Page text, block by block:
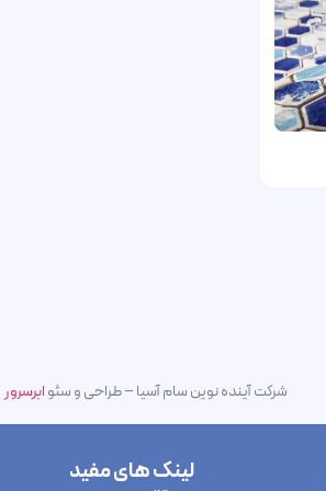
شرکت آینده نوین سام آسیا – طراحی و سئوابرسرور
لینک های مفید